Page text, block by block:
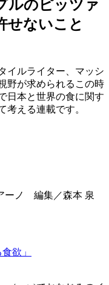
ルのピッツァ
せないこと
イルライター、マッシ
野が求められるこの時
日本と世界の食に関す
考える連載です。
ーノ 編集／森本 泉
欲」